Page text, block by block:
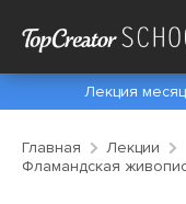
Лекция
Главная
Лекции
Фламандская